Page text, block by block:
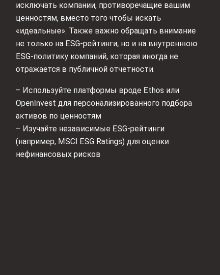
исключать компании, противоречащие вашим
ценностям, вместо того чтобы искать
«идеальные». Также важно обращать внимание
не только на ESG-рейтинги, но и на внутреннюю
ESG-политику компаний, которая иногда не
отражается в публичной отчетности.
– Используйте платформы вроде Ethos или
OpenInvest для персонализированного подбора
активов по ценностям
– Изучайте независимые ESG-рейтинги
(например, MSCI ESG Ratings) для оценки
нефинансовых рисков